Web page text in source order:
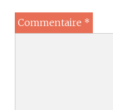
Commentaire *